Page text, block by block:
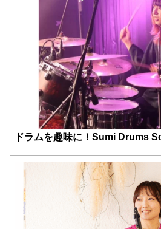
ドラムを趣味に！Sumi Drums